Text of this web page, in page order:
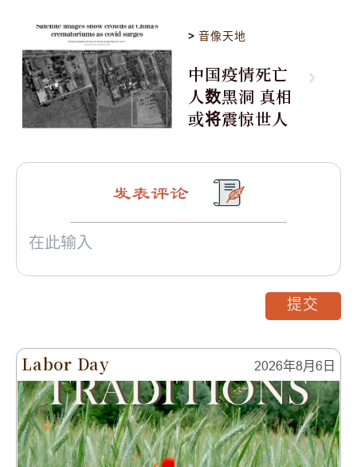
>音像天地
中国疫情死亡
人数黑洞 真相
或将震惊世人
Labor Day 2026年8月6日
发表评论
提交